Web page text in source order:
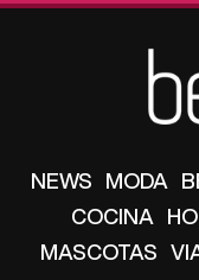
NEWS MODA
COCINA
MASCOTAS